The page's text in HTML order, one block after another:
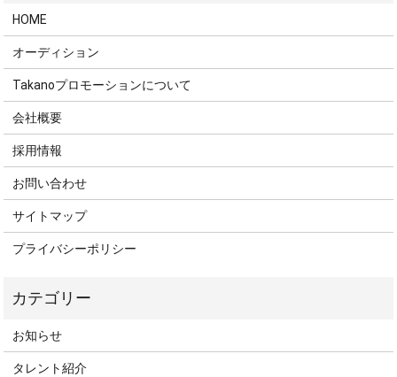
HOME
オーディション
Takanoプロモーションについて
会社概要
採用情報
お問い合わせ
サイトマップ
プライバシーポリシー
お知らせ
タレント紹介